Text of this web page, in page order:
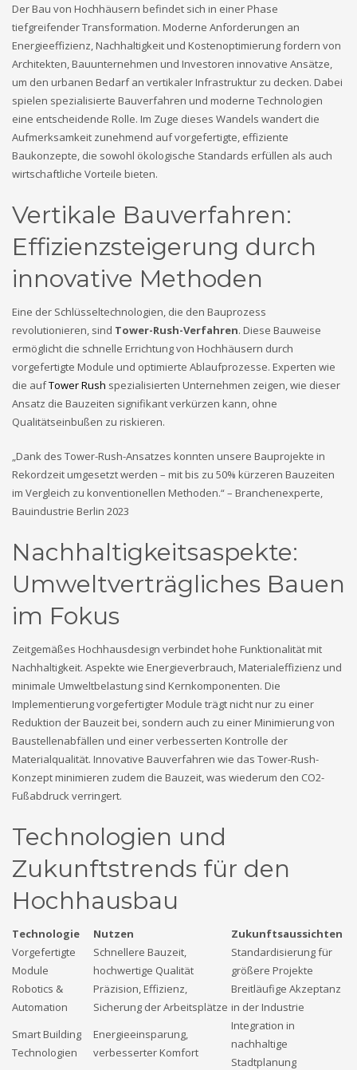
Der Bau von Hochhäusern befindet sich in einer Phase
tiefgreifender Transformation. Moderne Anforderungen an
Energieeffizienz, Nachhaltigkeit und Kostenoptimierung fordern von
Architekten, Bauunternehmen und Investoren innovative Ansätze,
um den urbanen Bedarf an vertikaler Infrastruktur zu decken. Dabei
spielen spezialisierte Bauverfahren und moderne Technologien
eine entscheidende Rolle. Im Zuge dieses Wandels wandert die
Aufmerksamkeit zunehmend auf vorgefertigte, effiziente
Baukonzepte, die sowohl ökologische Standards erfüllen als auch
wirtschaftliche Vorteile bieten.
Vertikale Bauverfahren:
Effizienzsteigerung durch
innovative Methoden
Eine der Schlüsseltechnologien, die den Bauprozess
revolutionieren, sind Tower-Rush-Verfahren. Diese Bauweise
ermöglicht die schnelle Errichtung von Hochhäusern durch
vorgefertigte Module und optimierte Ablaufprozesse. Experten wie
die aufTower Rush spezialisierten Unternehmen zeigen, wie dieser
Ansatz die Bauzeiten signifikant verkürzen kann, ohne
Qualitätseinbußen zu riskieren.
„Dank des Tower-Rush-Ansatzes konnten unsere Bauprojekte in
Rekordzeit umgesetzt werden – mit bis zu 50% kürzeren Bauzeiten
im Vergleich zu konventionellen Methoden.“ – Branchenexperte,
Bauindustrie Berlin 2023
Nachhaltigkeitsaspekte:
Umweltverträgliches Bauen
im Fokus
Zeitgemäßes Hochhausdesign verbindet hohe Funktionalität mit
Nachhaltigkeit. Aspekte wie Energieverbrauch, Materialeffizienz und
minimale Umweltbelastung sind Kernkomponenten. Die
Implementierung vorgefertigter Module trägt nicht nur zu einer
Reduktion der Bauzeit bei, sondern auch zu einer Minimierung von
Baustellenabfällen und einer verbesserten Kontrolle der
Materialqualität. Innovative Bauverfahren wie das Tower-Rush-
Konzept minimieren zudem die Bauzeit, was wiederum den CO2-
Fußabdruck verringert.
Technologien und
Zukunftstrends für den
Hochhausbau
Technologie Nutzen
Zukunftsaussichten
Vorgefertigte
Module
Schnellere Bauzeit,
hochwertige Qualität
Standardisierung für
größere Projekte
Robotics &
Automation
Präzision, Effizienz,
Sicherung der Arbeitsplätze
Breitläufige Akzeptanz
in der Industrie
Smart Building
Technologien
Energieeinsparung,
verbesserter Komfort
Integration in
nachhaltige
Stadtplanung